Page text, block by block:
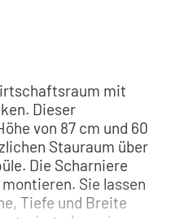
mit
Dieser
von 87 cm und 60
Stauraum über
Sie lassen
Tiefe und Breite